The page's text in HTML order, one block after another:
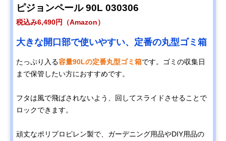
ピジョンペール 90L 030306
税込み6,490円（Amazon）
大きな開口部で使いやすい、定番の丸型ゴミ箱
たっぷり入る容量90Lの定番丸型ゴミ箱です。ゴミの収集日
まで保管したい方におすすめです。
フタは風で飛ばされないよう、回してスライドさせることで
ロックできます。
頑丈なポリプロピレン製で、ガーデニング用品やDIY用品の